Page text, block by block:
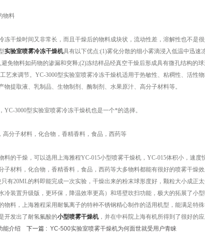
物料
冻干燥时间又非常长，而且干燥后的物料成块状，流动性差，溶解性也不是
实验室喷雾冷冻干燥机具有以下优点:(1)雾化分散的细小雾滴浸入低温中迅速
免物料如药物的渗漏和突释;(2)冻结样品经真空干燥后形成具有微孔结构的
艺来调节。YC-3000型实验室喷雾冷冻干燥机适用于热敏性、粘稠性、活性
物提取液、乳制品、生物制剂、酶制剂、水果原汁、高分子材料等。
3000型实验室喷雾冷冻干燥机也是一个*的选择。
高分子材料，化合物，香精香料，食品，西药等
料的干燥，可以选用上海雅程YC-015小型喷雾干燥机，YC-015体积小，速度
子材料，化合物，香精香料，食品，西药等大多物料都能有很好的喷雾干燥
有20ML的料即能完成一次实验，干燥出来的粉末球形度好，颗粒大小成正
冷装置升级版，更环保，降温效率更高）和塔壁吹扫功能，极大的拓展了小
物料，上海雅程采用耐氯离子的特种不锈钢精心制作的适用机型，能满足特
开发出了耐氢氟酸的小型喷雾干燥机，并在中科院上海有机所得到了很好的应
能介绍 下一篇 : YC-500实验室喷雾干燥机为何面世就受用户青睐